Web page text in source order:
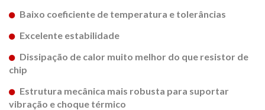
Baixo coeficiente de temperatura e tolerâncias
Excelente estabilidade
Dissipação de calor muito melhor do que resistor de
chip
Estrutura mecânica mais robusta para suportar
vibração e choque térmico